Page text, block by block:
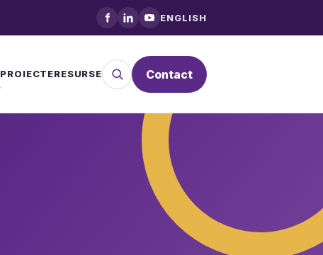
ENGLISH
PROIECTERESURSE
Caută
site
Contact